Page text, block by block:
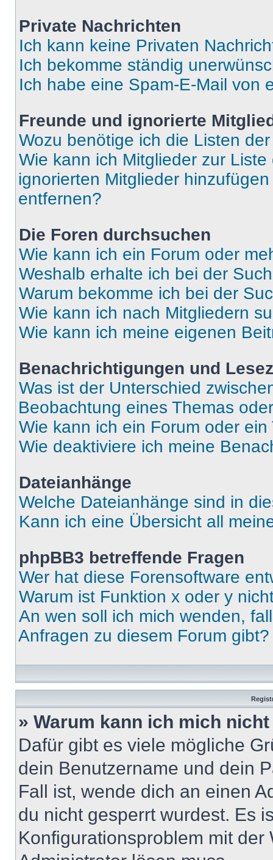
Private Nachrichten
Ich kann keine Privaten
Ich bekomme ständig
Ich habe eine Spam-E-Mail von
Freunde und ignorierte
Wozu benötige ich die Listen
Wie kann ich Mitglieder zur
ignorierten Mitglieder
entfernen?
Die Foren durchsuchen
Wie kann ich ein Forum oder
Weshalb erhalte ich bei der
Warum bekomme ich bei der
Wie kann ich nach Mitgliedern
Wie kann ich meine eigenen
Benachrichtigungen und
Was ist der Unterschied
Beobachtung eines Themas
Wie kann ich ein Forum oder
Wie deaktiviere ich meine
Dateianhänge
Welche Dateianhänge sind in
Kann ich eine Übersicht all
phpBB3 betreffende Fragen
Wer hat diese Forensoftware
Warum ist Funktion x oder y
An wen soll ich mich wenden,
Anfragen zu diesem Forum gibt?
» Warum kann ich mich
Dafür gibt es viele mögliche
dein Benutzername und dein
Fall ist, wende dich an einen
du nicht gesperrt wurdest. Es
Konfigurationsproblem mit